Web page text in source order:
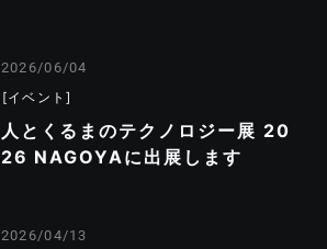
2026/06/04
イベント
人とくるまのテクノロジー展 20
26 NAGOYAに出展します
2026/04/13